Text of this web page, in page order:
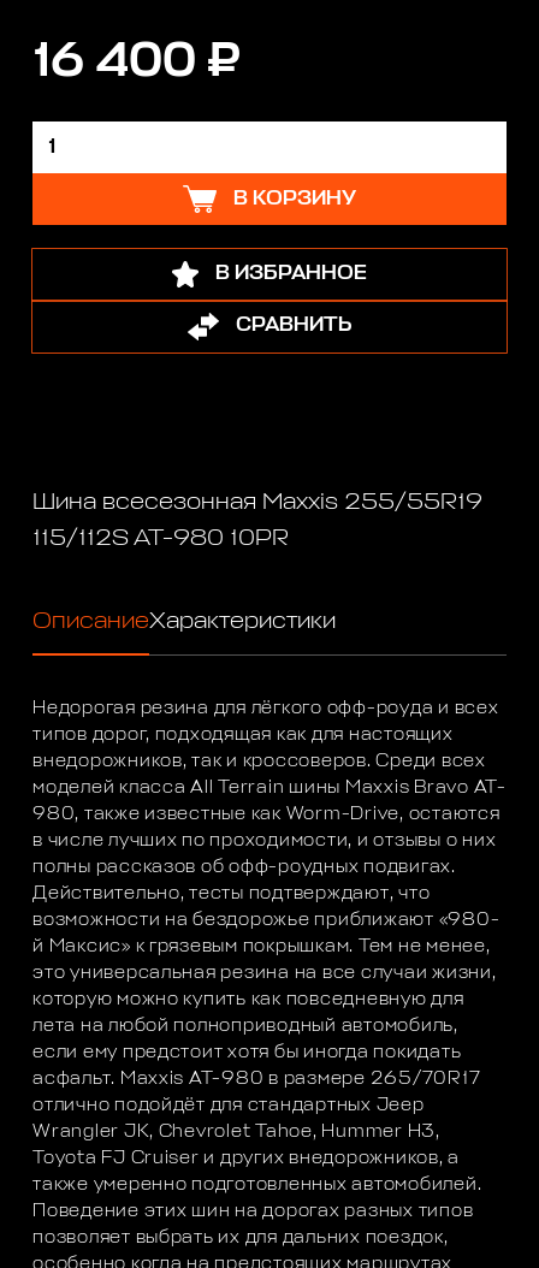
16 400 ₽
В КОРЗИНУ
В ИЗБРАННОЕ
СРАВНИТЬ
Шина всесезонная Maxxis 255/55R19
115/112S AT-980 10PR
ОписаниеХарактеристики
Недорогая резина для лёгкого офф-роуда и всех
типов дорог, подходящая как для настоящих
внедорожников, так и кроссоверов. Среди всех
моделей класса All Terrain шины Maxxis Bravo AT-
980, также известные как Worm-Drive, остаются
в числе лучших по проходимости, и отзывы о них
полны рассказов об офф-роудных подвигах.
Действительно, тесты подтверждают, что
возможности на бездорожье приближают «980-
й Максис» к грязевым покрышкам. Тем не менее,
это универсальная резина на все случаи жизни,
которую можно купить как повседневную для
лета на любой полноприводный автомобиль,
если ему предстоит хотя бы иногда покидать
асфальт. Maxxis AT-980 в размере 265/70R17
отлично подойдёт для стандартных Jeep
Wrangler JK, Chevrolet Tahoe, Hummer H3,
Toyota FJ Cruiser и других внедорожников, а
также умеренно подготовленных автомобилей.
Поведение этих шин на дорогах разных типов
позволяет выбрать их для дальних поездок,
особенно когда на предстоящих маршрутах